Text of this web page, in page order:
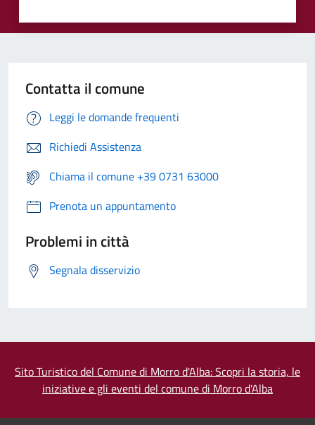
Contatta il comune
Leggi le domande frequenti
Richiedi Assistenza
Chiama il comune +39 0731 63000
Prenota un appuntamento
Problemi in città
Segnala disservizio
Sito Turistico del Comune di Morro d'Alba: Scopri la storia, le
iniziative e gli eventi del comune di Morro d'Alba